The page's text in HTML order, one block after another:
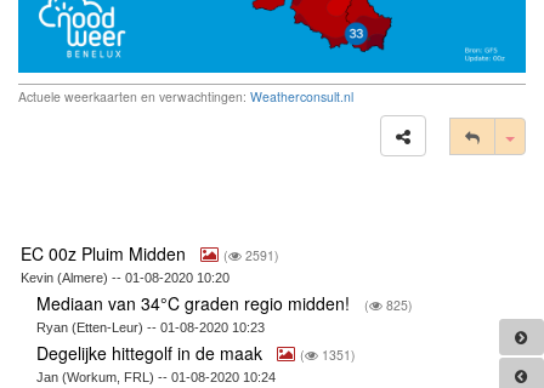
Actuele weerkaarten en verwachtingen: Weatherconsult.nl
EC 00z Pluim Midden ( 2591)
Kevin (Almere) -- 01-08-2020 10:20
Mediaan van 34°C graden regio midden! ( 825)
Ryan (Etten-Leur) -- 01-08-2020 10:23
Degelijke hittegolf in de maak ( 1351)
Jan (Workum, FRL) -- 01-08-2020 10:24